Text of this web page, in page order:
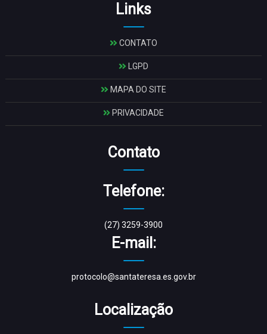
Links
CONTATO
LGPD
MAPA DO SITE
PRIVACIDADE
Contato
Telefone:
(27) 3259-3900
E-mail:
protocolo@santateresa.es.gov.br
Localização